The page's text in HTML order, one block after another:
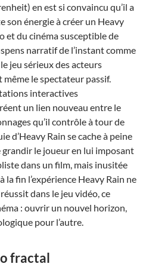
en est si convaincu qu’il a
son énergie à créer un Heavy
et du cinéma susceptible de
narratif de l’instant comme
jeu sérieux des acteurs
le spectateur passif.
interactives
un lien nouveau entre le
qu’il contrôle à tour de
d’Heavy Rain se cache à peine
le joueur en lui imposant
dans un film, mais inusitée
la fin l’expérience Heavy Rain ne
dans le jeu vidéo, ce
: ouvrir un nouvel horizon,
pour l’autre.
fractal